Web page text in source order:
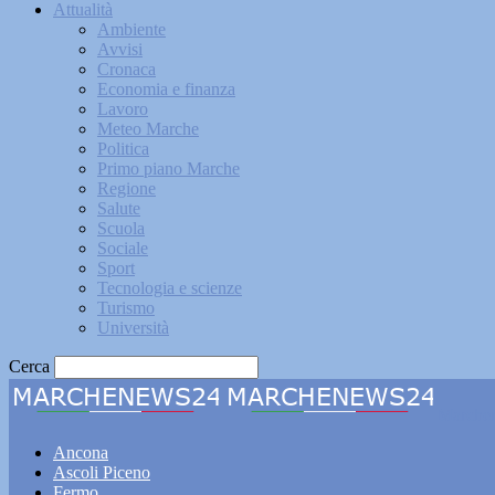
Attualità
Ambiente
Avvisi
Cronaca
Economia e finanza
Lavoro
Meteo Marche
Politica
Primo piano Marche
Regione
Salute
Scuola
Sociale
Sport
Tecnologia e scienze
Turismo
Università
Cerca
Ancona
Ascoli Piceno